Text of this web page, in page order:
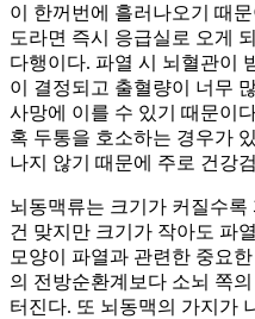
이 한꺼번에 흘러나오기 때
도라면 즉시 응급실로 오게
다행이다. 파열 시 뇌혈관이
이 결정되고 출혈량이 너무
사망에 이를 수 있기 때문이
혹 두통을 호소하는 경우가
나지 않기 때문에 주로 건강
뇌동맥류는 크기가 커질수
건 맞지만 크기가 작아도 파
모양이 파열과 관련한 중요
의 전방순환계보다 소뇌 쪽
터진다. 또 뇌동맥의 가지가